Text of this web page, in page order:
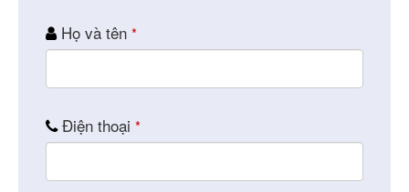
Họ và tên *
Điện thoại *